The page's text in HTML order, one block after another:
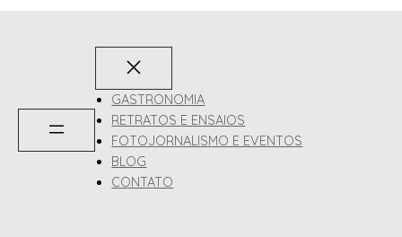
GASTRONOMIA
RETRATOS E ENSAIOS
FOTOJORNALISMO E EVENTOS
BLOG
CONTATO